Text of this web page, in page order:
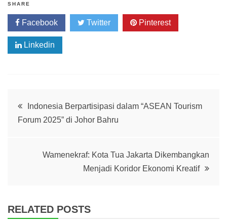
SHARE
Facebook Twitter Pinterest
Linkedin
PostIndonesia Berpartisipasi dalam “ASEAN Tourism
Forum 2025” di Johor Bahru
Wamenekraf: Kota Tua Jakarta Dikembangkan
Menjadi Koridor Ekonomi Kreatif
RELATED POSTS